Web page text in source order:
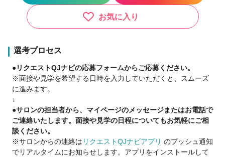
く働くための福利厚生が充実★
子育て美容師も多数在籍！時給1100円（地域により異なる）
2023年も各地に続々出店中‼️
一人一人に合わせて柔軟な働き方も相談可能です。
何か質問や相談があればお気軽にご相談ください★
LINE :@373gegnw
メール:freedomjapantw.2017@gmail.com
お気に入り
選考プロセス
●リクエストQJナビの応募フォームからご応募ください。
※面接や見学を希望する日時を入力していただくと、スムーズ
に進みます。
↓
●サロンの担当者から、マイページのメッセージまたはお電話で
ご連絡いたします。面接や見学の日程についてもお気軽にご相
談ください。
※サロンからの連絡は リクエストQJナビアプリ のプッシュ通知
でリアルタイムにお知らせします。アプリをインストールして